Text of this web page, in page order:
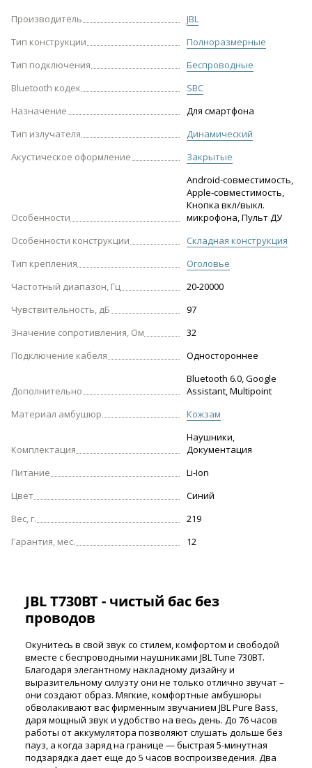
Производитель
JBL
Тип конструкции
Полноразмерные
Тип подключения
Беспроводные
Bluetooth кодек
SBC
Назначение
Для смартфона
Тип излучателя
Динамический
Акустическое оформление
Закрытые
Особенности
Android-совместимость,
Apple-совместимость,
Кнопка вкл/выкл.
микрофона, Пульт ДУ
Особенности конструкции
Складная конструкция
Тип крепления
Оголовье
Частотный диапазон, Гц
20-20000
Чувствительность, дБ
97
Значение сопротивления, Ом
32
Подключение кабеля
Одностороннее
Дополнительно
Bluetooth 6.0, Google
Assistant, Multipoint
Материал амбушюр
Кожзам
Комплектация
Наушники,
Документация
Питание
Li-Ion
Цвет
Синий
Вес, г.
219
Гарантия, мес.
12
JBL T730BT - чистый бас без
проводов
Окунитесь в свой звук со стилем, комфортом и свободой
вместе с беспроводными наушниками JBL Tune 730BT.
Благодаря элегантному накладному дизайну и
выразительному силуэту они не только отлично звучат –
они создают образ. Мягкие, комфортные амбушюры
обволакивают вас фирменным звучанием JBL Pure Bass,
даря мощный звук и удобство на весь день. До 76 часов
работы от аккумулятора позволяют слушать дольше без
пауз, а когда заряд на границе — быстрая 5-минутная
подзарядка дает еще до 5 часов воспроизведения. Два